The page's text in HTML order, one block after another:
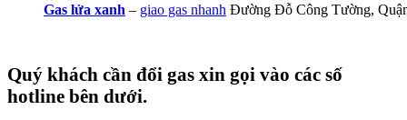
Gas lửa xanh – giao gas nhanh Đường Đỗ Công Tường,
Quý khách cần đổi gas xin gọi vào các số
hotline bên dưới.